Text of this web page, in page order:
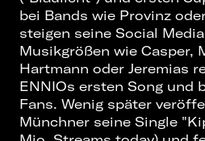
bei Bands wie Provinz
steigen seine Social
Musikgrößen wie Casper,
Hartmann oder Jeremias
ENNIOs ersten Song und
Fans. Wenig später
Münchner seine Single